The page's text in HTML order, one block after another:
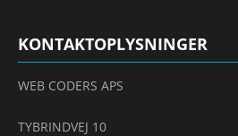
KONTAKTOPLYSNINGER
WEB CODERS APS
TYBRINDVEJ 10